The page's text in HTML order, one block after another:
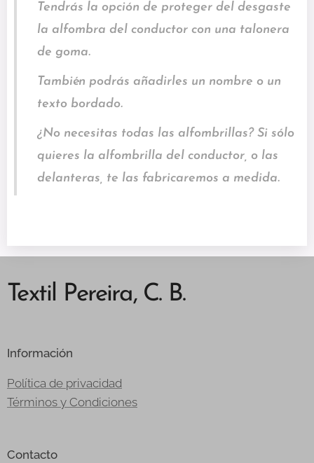
Tendrás la opción de proteger del desgaste
la alfombra del conductor con una talonera
de goma.
También podrás añadirles un nombre o un
texto bordado.
¿No necesitas todas las alfombrillas? Si sólo
quieres la alfombrilla del conductor, o las
delanteras, te las fabricaremos a medida.
Textil Pereira, C. B.
Información
Política de privacidad
Términos y Condiciones
Contacto